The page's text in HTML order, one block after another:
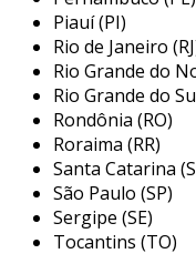
citar:
boutiques de
para exibir
cabides de
das peças e na
loja de roupas
para camisas,
proporcionando
Piauí (PI)
Rio de Janeiro
Rio Grande do
Rio Grande do
Rondônia (RO)
Roraima (RR)
Santa Catarina
São Paulo (SP)
Sergipe (SE)
Tocantins (TO)